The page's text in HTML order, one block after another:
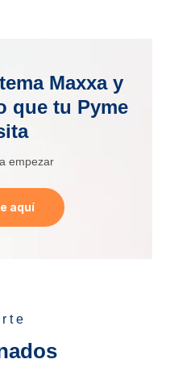
Maxxa y
que tu Pyme
empezar
aquí